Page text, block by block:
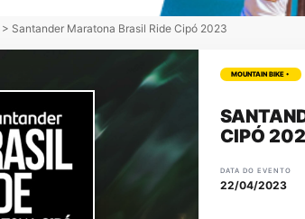
> Santander Maratona Brasil Ride Cipó 2023
MOUNTAIN BIKE •
CIPÓ
DATA DO EVENTO
22/04/2023